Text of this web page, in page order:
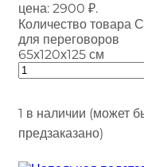
цена: 2900 ₽.
Количество товара
для переговоров
65х120х125 см
1 в наличии (может
предзаказано)